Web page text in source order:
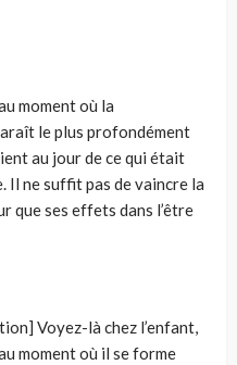
moment où la
le plus profon­dément
au jour de ce qui était
Il ne suffit pas de vaincre la
que ses effets dans l’être
Voyez-là chez l’enfant,
moment où il se forme